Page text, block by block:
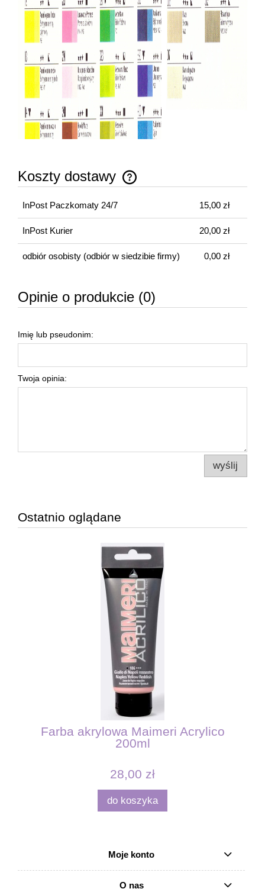
Koszty dostawy
Cena nie zawiera ewentualnych kosztów płatności
InPost Paczkomaty 24/7 15,00 zł
InPost Kurier 20,00 zł
odbiór osobisty(odbiór w siedzibie firmy) 0,00 zł
Opinie o produkcie (0)
Imię lub pseudonim:
Twoja opinia:
wyślij
Ostatnio oglądane
Farba akrylowa Maimeri Acrylico
200ml
28,00 zł
do koszyka
Moje konto
O nas